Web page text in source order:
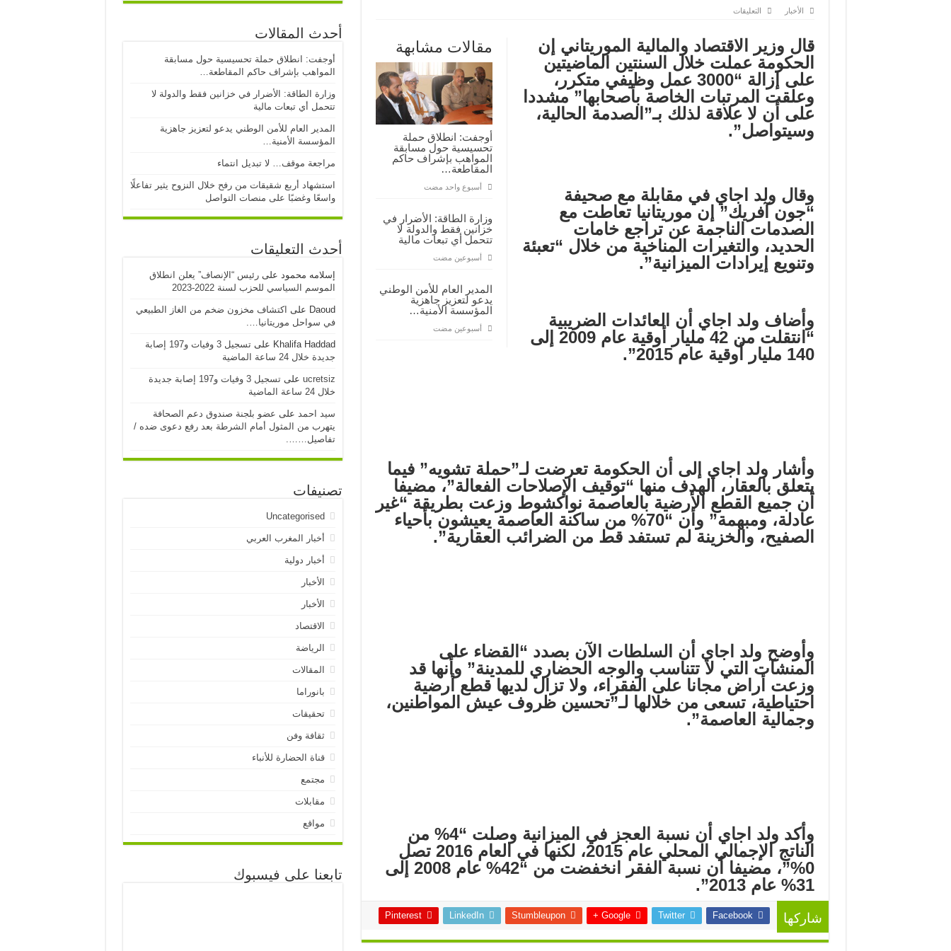
الأخبار التعليقات
3000
عمل
وظيفي
مكرر
خلال
سنتين…
مغلقة
مقالات مشابهة
أوجفت: انطلاق حملة
تحسيسية حول مسابقة
المواهب بإشراف حاكم
المقاطعة…
‏أسبوع واحد مضت
وزارة الطاقة: الأضرار في
خزانين فقط والدولة لا
تتحمل أي تبعات مالية
‏أسبوعين مضت
المدير العام للأمن الوطني
يدعو لتعزيز جاهزية
المؤسسة الأمنية…
‏أسبوعين مضت
قال وزير الاقتصاد والمالية الموريتاني إن
الحكومة عملت خلال السنتين الماضيتين
على إزالة “3000 عمل وظيفي متكرر،
وعلقت المرتبات الخاصة بأصحابها” مشددا
على أن لا علاقة لذلك بـ”الصدمة الحالية،
وسيتواصل”.
وقال ولد اجاي في مقابلة مع صحيفة
“جون آفريك” إن موريتانيا تعاطت مع
الصدمات الناجمة عن تراجع خامات
الحديد، والتغيرات المناخية من خلال “تعبئة
وتنويع إيرادات الميزانية”.
وأضاف ولد اجاي أن العائدات الضريبية
“انتقلت من 42 مليار أوقية عام 2009 إلى
140 مليار أوقية عام 2015”.
وأشار ولد اجاي إلى أن الحكومة تعرضت لـ”حملة تشويه” فيما
يتعلق بالعقار، الهدف منها “توقيف الإصلاحات الفعالة”، مضيفا
أن جميع القطع الأرضية بالعاصمة نواكشوط وزعت بطريقة “غير
عادلة، ومبهمة” وأن “70% من ساكنة العاصمة يعيشون بأحياء
الصفيح، والخزينة لم تستفد قط من الضرائب العقارية”.
وأوضح ولد اجاي أن السلطات الآن بصدد “القضاء على
المنشآت التي لا تتناسب والوجه الحضاري للمدينة” وأنها قد
وزعت أراض مجانا على الفقراء، ولا تزال لديها قطع أرضية
احتياطية، تسعى من خلالها لـ”تحسين ظروف عيش المواطنين،
وجمالية العاصمة”.
وأكد ولد اجاي أن نسبة العجز في الميزانية وصلت “4% من
الناتج الإجمالي المحلي عام 2015، لكنها في العام 2016 تصل
0%”، مضيفا أن نسبة الفقر انخفضت من “42% عام 2008 إلى
31% عام 2013”.
شاركها Facebook
Twitter
Google +
Stumbleupon
LinkedIn
Pinterest
أحدث المقالات
أوجفت: انطلاق حملة تحسيسية حول مسابقة
المواهب بإشراف حاكم المقاطعة…
وزارة الطاقة: الأضرار في خزانين فقط والدولة لا
تتحمل أي تبعات مالية
المدير العام للأمن الوطني يدعو لتعزيز جاهزية
المؤسسة الأمنية…
مراجعة موقف… لا تبديل انتماء
استشهاد أربع شقيقات من رفح خلال النزوح يثير تفاعلًا
واسعًا وغضبًا على منصات التواصل
أحدث التعليقات
إسلامه محمود علىرئيس “الإنصاف” يعلن انطلاق
الموسم السياسي للحزب لسنة 2022-2023
Daoud على اكتشاف مخزون ضخم من الغاز الطبيعي
في سواحل موريتانيا….
Khalifa Haddad على
تسجيل 3 وفيات و197 إصابة
جديدة خلال 24 ساعة الماضية
ucretsiz على
تسجيل 3 وفيات و197 إصابة جديدة
خلال 24 ساعة الماضية
سيد احمد على عضو بلجنة صندوق دعم الصحافة
يتهرب من المثول أمام الشرطة بعد رفع دعوى ضده /
تفاصيل…….
تصنيفات
Uncategorised
أخبار المغرب العربي
أخبار دولية
الأخبار
الأخبار
الاقتصاد
الرياضة
المقالات
بانوراما
تحقيقات
ثقافة وفن
قناة الحضارة للأنباء
مجتمع
مقابلات
مواقع
تابعنا على فيسبوك